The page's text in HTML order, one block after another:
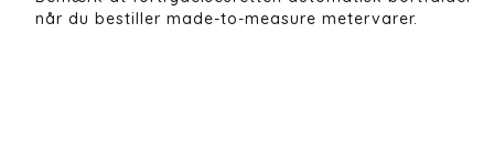
når du bestiller made-to-measure metervarer.